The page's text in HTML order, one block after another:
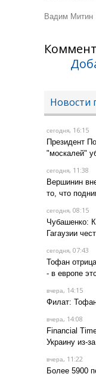
Вадим Митин
Новости
сегодня, 16:15
Президент
"москалей"
сегодня, 11:38
Вершинин
то, что
сегодня, 08:15
Чубашенко:
Гагаузии
сегодня, 07:43
Тофан
- в европе
вчера, 14:15
Филат:
вчера, 14:08
Financial
Украину из-
вчера, 11:22
Более 5900